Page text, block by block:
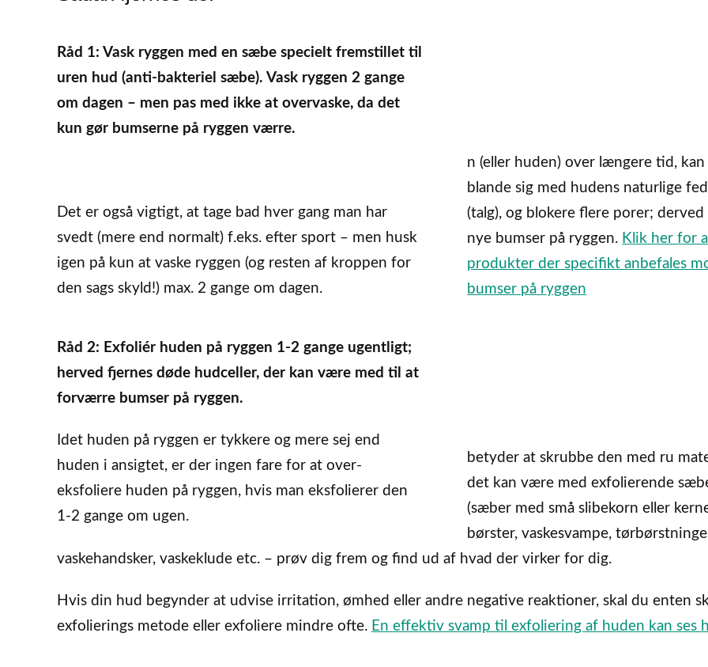
Råd 1: Vask ryggen med en sæbe specielt fremstillet til
uren hud (anti-bakteriel sæbe). Vask ryggen 2 gange
om dagen – men pas med ikke at overvaske, da det
kun gør bumserne på ryggen værre.
Det er også vigtigt, at tage bad hver gang man har
svedt (mere end normalt) f.eks. efter sport – men husk
igen på kun at vaske ryggen (og resten af kroppen for
den sags skyld!) max. 2 gange om dagen.
n (eller huden) over længere tid,
blande sig med hudens naturlige
(talg), og blokere flere porer; derved
nye bumser på ryggen. Klik her for
produkter der specifikt anbefales
bumser på ryggen
Råd 2: Exfoliér huden på ryggen 1-2 gange ugentligt;
herved fjernes døde hudceller, der kan være med til at
forværre bumser på ryggen.
Idet huden på ryggen er tykkere og mere sej end
huden i ansigtet, er der ingen fare for at over-
eksfoliere huden på ryggen, hvis man eksfolierer den
1-2 gange om ugen.
betyder at skrubbe den med ru
det kan være med exfolierende
(sæber med små slibekorn eller
børster, vaskesvampe,
vaskehandsker, vaskeklude etc. – prøv dig frem og find ud af hvad der virker for dig.
Hvis din hud begynder at udvise irritation, ømhed eller andre negative reaktioner, skal du enten
exfolierings metode eller exfoliere mindre ofte. En effektiv svamp til exfoliering af huden kan ses